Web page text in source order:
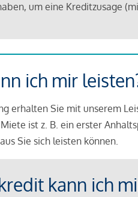
um eine Kreditzusage
ich mir
erhalten Sie mit unserem
ist z. B. ein erster
Sie sich leisten können.
kann ich